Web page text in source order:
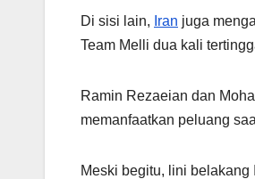
Di sisi lain, Iran juga
Team Melli dua kali
Ramin Rezaeian dan
memanfaatkan peluang
Meski begitu, lini